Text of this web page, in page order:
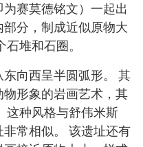
赛莫德铭文）一起出
分，制成近似原物大
堆和石圈。
向西呈半圆弧形。 其
形象的岩画艺术，其
这种风格与舒伟米斯
非常相似。 该遗址还有